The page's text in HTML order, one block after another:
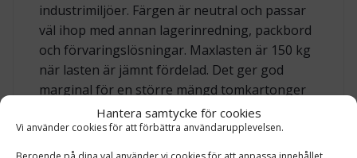
Hantera samtycke för cookies
Vi använder cookies för att förbättra användarupplevelsen.
industrimiljöer. Färgen är neutral och passar
väl ihop med annan lagerinredning, packbord
och förvaringslösningar. Maxlasten är 150 kg
när lasten är jämnt fördelad. Det ger god
marginal för en större mängd tomkartonger
och gör det möjligt att fylla upp vagnen för
flera timmars eller en hel dags packbehov,
beroende på kartongernas storlek och